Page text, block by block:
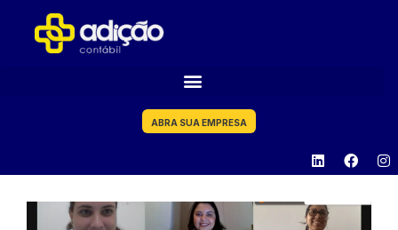
ABRA SUA EMPRESA